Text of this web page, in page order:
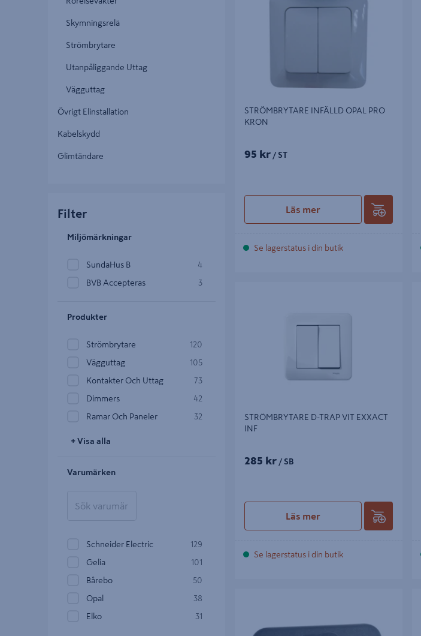
Skymningsrelä
Strömbrytare
Utanpåliggande Uttag
Vägguttag
Övrigt Elinstallation
Kabelskydd
Glimtändare
Filter
Miljömärkningar
SundaHus B 4
BVB Accepteras 3
Produkter
Strömbrytare 120
Vägguttag 105
Kontakter Och Uttag 73
Dimmers 42
Ramar Och Paneler 32
+ Visa alla
Varumärken
Schneider Electric 129
Gelia 101
Bårebo 50
Opal 38
Elko 31
STRÖMBRYTARE INFÄLLD OPAL PRO
KRON
95 kr / ST
Läs mer
Se lagerstatus i din butik
STRÖMBRYTARE D-TRAP VIT EXXACT
INF
285 kr / SB
Läs mer
Se lagerstatus i din butik